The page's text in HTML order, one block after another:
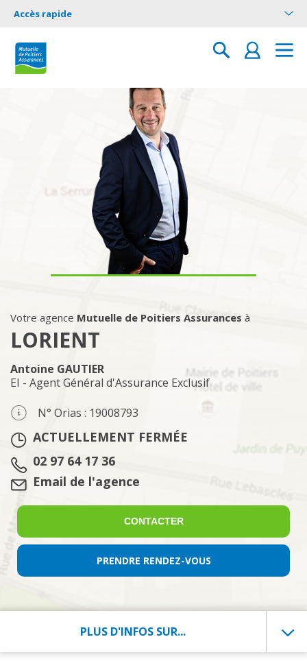
Accès rapide
Votre agence Mutuelle de Poitiers Assurances à
LORIENT
Antoine GAUTIER
EI - Agent Général d'Assurance Exclusif
N° Orias : 19008793
ACTUELLEMENT FERMÉE
Tél. :
02 97 64 17 36
Email :
Email de l'agence
CONTACTER
PRENDRE RENDEZ-VOUS
PLUS D'INFOS SUR...